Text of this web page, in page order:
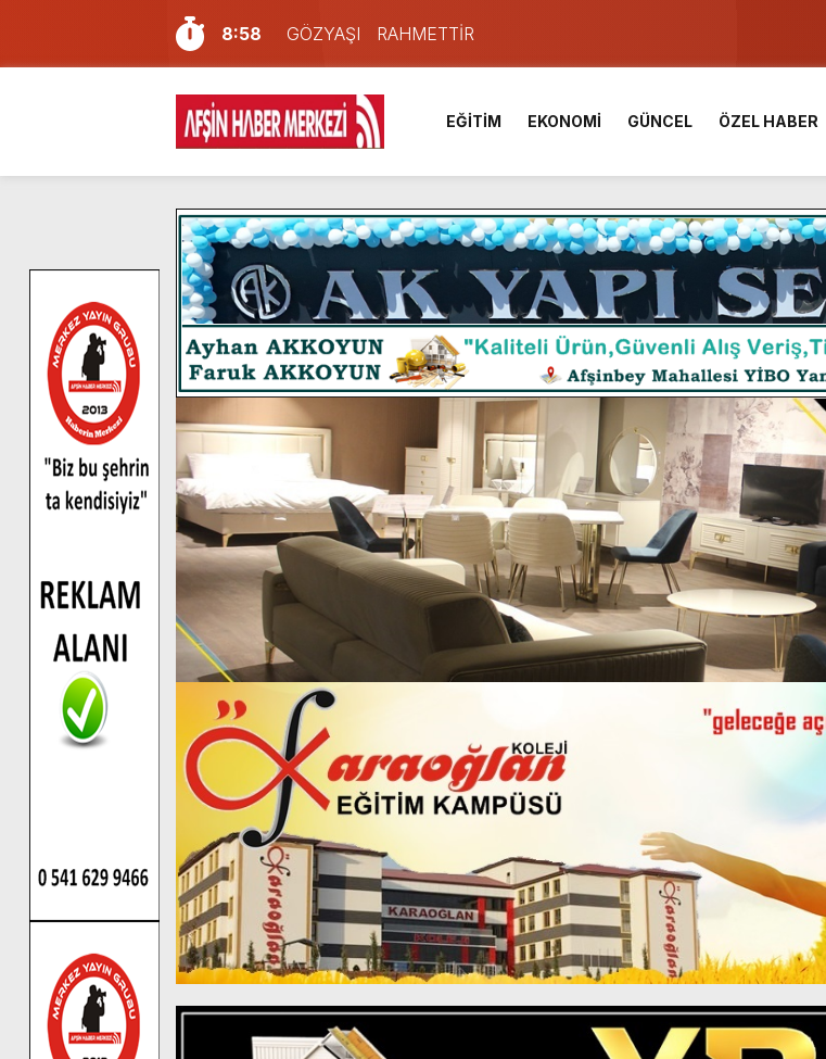
8:58
GÖZYAŞI RAHMETTİR
7:57
Afşin Sağlık Yüksek Okulu ve Meslek Yüksek Okulunda görev
6:31
Onikişubat Belediyesi’nin Üniversite Hazırlık Kursu başvurularında
16:10
Uluslararası Bisiklet Yarışması’nda En Zorlu Etap Tamamlandı.
13:27
NOTER ONAYLI TYP LİSTESİ YAYINLANDI.
11:22
KAFUM Fuar Alanı Bulut ve Yavuz’un Ezgileriyle Şenlendi.
8:06
Afşinli bir hemşehrimizin de olduğu Filistin Konvoyu, güçlenerek
14:05
Madrigal, Perşembe Günü KAFUM’da Sahne Alacak.
7:39
KEDİNİZ Mİ VAR?
4:58
İklim Dirençli Tarım İçin Güç Birliği.
EĞİTİM EKONOMİ GÜNCEL ÖZEL HABER